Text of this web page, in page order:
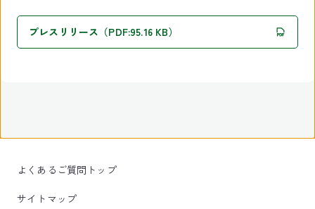
プレスリリース（PDF:95.16 KB）
よくあるご質問トップ
サイトマップ